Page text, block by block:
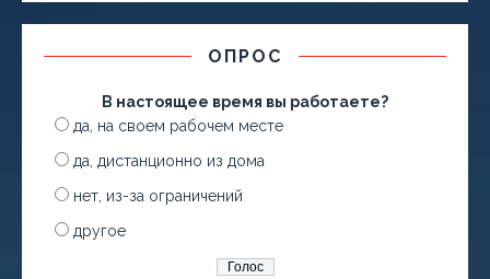
ОПРОС
В настоящее время вы работаете?
да, на своем рабочем месте
да, дистанционно из дома
нет, из-за ограничений
другое